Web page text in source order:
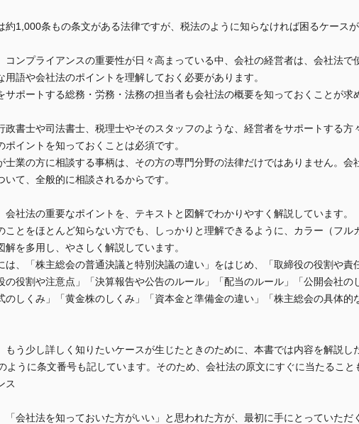
約1,000条もの条文がある法律ですが、税法のように知らなければ困るケース
コンプライアンスの重要性が日々高まっている中、会社の経営者は、会社法で
用語や会社法のポイントを理解しておく必要があります。
サポートする総務・労務・法務の担当者も会社法の概要を知っておくことが求
政書士や司法書士、税理士やそのスタッフのような、経営者をサポートする方
ポイントを知っておくことは必須です。
士業の方に相談する事柄は、その方の専門分野の法律だけではありません。会
いて、全般的に相談されるからです。
会社法の重要なポイントを、テキストと図解でわかりやすく解説しています。
ことをほとんど知らない方でも、しっかりと理解できるように、カラー（フル
解を多用し、やさしく解説しています。
は、「株主総会の普通決議と特別決議の違い」をはじめ、「取締役の役割や責
の役割や注意点」「決算報告や公告のルール」「配当のルール」「公開会社の
のしくみ」「黄金株のしくみ」「資本金と準備金の違い」「株主総会の具体的
もう少し詳しく知りたいケースが生じたときのために、本書では内容を解説し
ように条文番号も記しています。そのため、会社法の原文にすぐに当たること
ス
「会社法を知っておいた方がいい」と思われた方が、最初に手にとっていただ